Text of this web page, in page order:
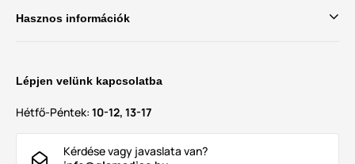
Hasznos információk
Lépjen velünk kapcsolatba
Hétfő-Péntek: 10-12, 13-17
Kérdése vagy javaslata van?